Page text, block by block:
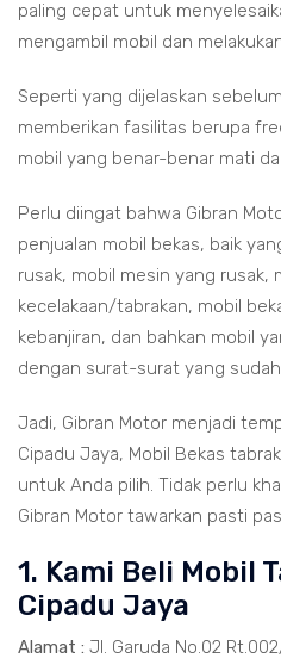
paling cepat untuk
mengambil mobil dan
Seperti yang dijelaskan
memberikan fasilitas berupa
mobil yang benar-benar mati
Perlu diingat bahwa Gibran
penjualan mobil bekas, baik
rusak, mobil mesin yang rusak,
kecelakaan/tabrakan, mobil
kebanjiran, dan bahkan mobil
dengan surat-surat yang sudah
Jadi, Gibran Motor menjadi
Cipadu Jaya, Mobil Bekas
untuk Anda pilih. Tidak perlu
Gibran Motor tawarkan pasti
1. Kami Beli Mobil
Cipadu Jaya
Alamat : Jl. Garuda No.02